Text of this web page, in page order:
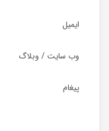
ایمیل
وب سایت / وبلاگ
پیغام